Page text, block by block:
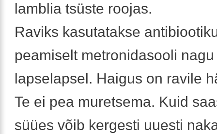
lamblia tsüste roojas.
Raviks kasutatakse
peamiselt metronidasooli nagu
lapselapsel. Haigus on ravile
Te ei pea muretsema. Kuid
süües võib kergesti uuesti